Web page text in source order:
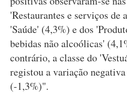
'Restaurantes e serviços
'Saúde' (4,3%) e dos
bebidas não alcoólicas'
contrário, a classe do
registou a variação
(-1,3%)".